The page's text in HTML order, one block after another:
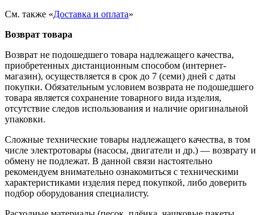
См. также «Доставка и оплата»
Возврат товара
Возврат не подошедшего товара надлежащего качества,
приобретенных дистанционным способом (интернет-
магазин), осуществляется в срок до 7 (семи) дней с даты
покупки. Обязательным условием возврата не подошедшего
товара является сохранение товарного вида изделия,
отсутствие следов использования и наличие оригинальной
упаковки.
Сложные технические товары надлежащего качества, в том
числе электротовары (насосы, двигатели и др.) — возврату и
обмену не подлежат. В данной связи настоятельно
рекомендуем внимательно ознакомиться с техническими
характеристиками изделия перед покупкой, либо доверить
подбор оборудования специалисту.